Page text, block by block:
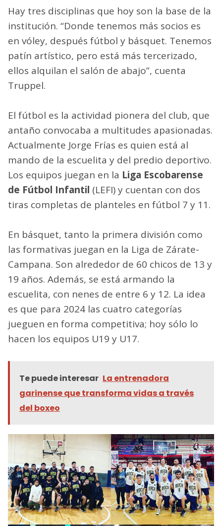
Hay tres disciplinas que hoy son la base de la
institución. “Donde tenemos más socios es
en vóley, después fútbol y básquet. Tenemos
patín artístico, pero está más tercerizado,
ellos alquilan el salón de abajo”, cuenta
Truppel.
El fútbol es la actividad pionera del club, que
antaño convocaba a multitudes apasionadas.
Actualmente Jorge Frías es quien está al
mando de la escuelita y del predio deportivo.
Los equipos juegan en la Liga Escobarense
de Fútbol Infantil (LEFI) y cuentan con dos
tiras completas de planteles en fútbol 7 y 11.
En básquet, tanto la primera división como
las formativas juegan en la Liga de Zárate-
Campana. Son alrededor de 60 chicos de 13 y
19 años. Además, se está armando la
escuelita, con nenes de entre 6 y 12. La idea
es que para 2024 las cuatro categorías
jueguen en forma competitiva; hoy sólo lo
hacen los equipos U19 y U17.
Te puede interesar La entrenadora
garinense que transforma vidas a través
del boxeo